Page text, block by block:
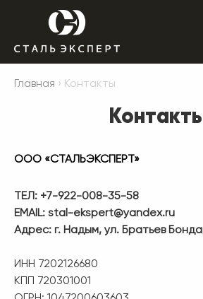
Главная › Контакты
ООО «СТАЛЬЭКСПЕРТ»
ТЕЛ: +7-922-008-35-58
EMAIL: stal-ekspert@yandex.ru
Адрес: г. Надым, ул. Братьев
ИНН 7202126680
КПП 720301001